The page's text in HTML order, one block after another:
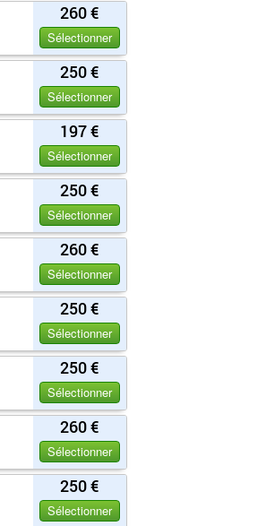
260 €
Sélectionner
250 €
Sélectionner
197 €
Sélectionner
250 €
Sélectionner
260 €
Sélectionner
250 €
Sélectionner
250 €
Sélectionner
260 €
Sélectionner
250 €
Sélectionner